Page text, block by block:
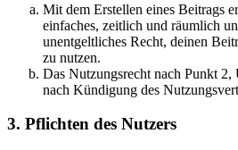
Mit dem Erstellen eines Beitrags
einfaches, zeitlich und räumlich
unentgeltliches Recht, deinen
zu nutzen.
Das Nutzungsrecht nach Punkt 2,
nach Kündigung des
3. Pflichten des Nutzers